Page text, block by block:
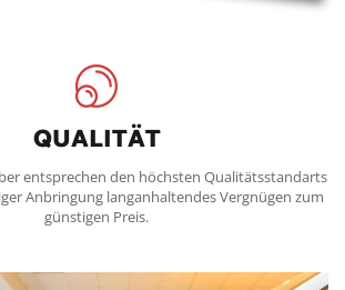
QUALITÄT
entsprechen den höchsten Qualitätsstandarts
Anbringung langanhaltendes Vergnügen zum
günstigen Preis.